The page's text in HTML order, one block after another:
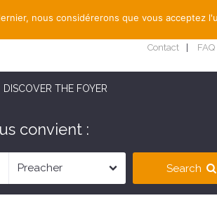
Contact FAQ
DISCOVER THE FOYER
convient :
Search
nous considérerons que vous acceptez